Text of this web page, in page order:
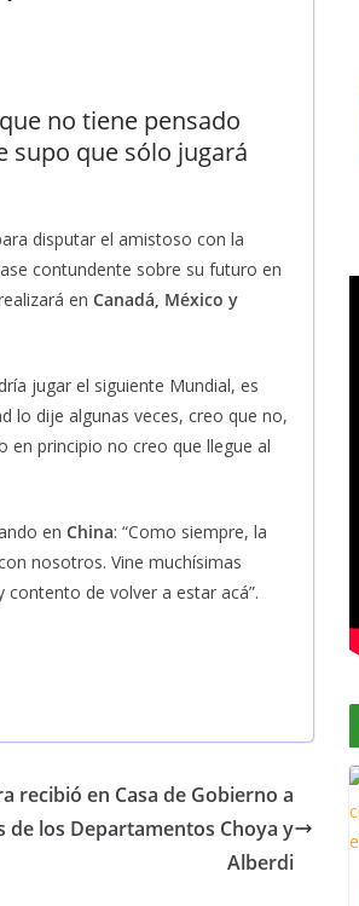
no tiene pensado
supo que sólo jugará
disputar el amistoso con la
contundente sobre su futuro en
en Canadá, México y
jugar el siguiente Mundial, es
lo dije algunas veces, creo que no,
en principio no creo que llegue al
en China: “Como siempre, la
nosotros. Vine muchísimas
de volver a estar acá”.
recibió en Casa de Gobierno a
de los Departamentos Choya y
Alberdi